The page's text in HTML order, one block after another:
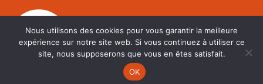
Nous utilisons des cookies pour vous garantir la meilleure
expérience sur notre site web. Si vous continuez à utiliser ce
site, nous supposerons que vous en êtes satisfait.
OK